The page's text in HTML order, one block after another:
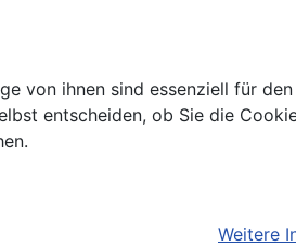
von ihnen sind essenziell für
entscheiden, ob Sie die
Weitere